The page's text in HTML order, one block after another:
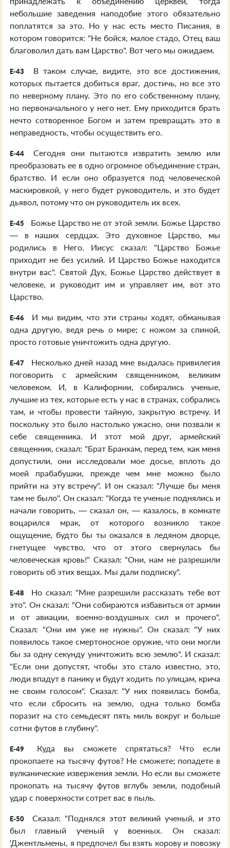
небольшие заведения наподобие этого обязательно
поплатятся за это. Но у нас есть место Писания, в
котором говорится: "Не бойся, малое стадо, Отец ваш
благоволил дать вам Царство". Вот чего мы ожидаем.
E-43
В таком случае, видите, это все достижения,
которых пытается добиться враг, достичь, но все это
по неверному плану. Это по его собственному плану,
но первоначального у него нет. Ему приходится брать
нечто сотворенное Богом и затем превращать это в
неправедность, чтобы осуществить его.
E-44
Сегодня они пытаются извратить землю или
преобразовать ее в одно огромное объединение стран,
братство. И если оно образуется под человеческой
маскировкой, у него будет руководитель, и это будет
дьявол, потому что он руководитель их всех.
E-45
Божье Царство не от этой земли. Божье Царство
— в наших сердцах. Это духовное Царство, мы
родились в Него. Иисус сказал: "Царство Божье
приходит не без усилий. И Царство Божье находится
внутри вас". Святой Дух, Божье Царство действует в
человеке, и руководит им и управляет им, вот это
Царство.
E-46
И мы видим, что эти страны ходят, обманывая
одна другую, ведя речь о мире; с ножом за спиной,
просто готовые уничтожить одна другую.
E-47
Несколько дней назад мне выдалась привилегия
поговорить с армейским священником, великим
человеком. И, в Калифорнии, собирались ученые,
лучшие из тех, которые есть у нас в странах, собрались
там, и чтобы провести тайную, закрытую встречу. И
поскольку это было настолько ужасно, они позвали к
себе священника. И этот мой друг, армейский
священник, сказал: "Брат Бранхам, перед тем, как меня
допустили, они исследовали мое досье, вплоть до
моей прабабушки, прежде чем мне можно было
прийти на эту встречу". И он сказал: "Лучше бы меня
там не было". Он сказал: "Когда те ученые поднялись и
начали говорить, — сказал он, — казалось, в комнате
воцарился мрак, от которого возникло такое
ощущение, будто бы ты оказался в ледяном дворце,
гнетущее чувство, что от этого свернулась бы
человеческая кровь!" Сказал: "Они, нам не разрешили
говорить об этих вещах. Мы дали подписку".
E-48
Но сказал: "Мне разрешили рассказать тебе вот
это". Он сказал: "Они собираются избавиться от армии
и от авиации, военно-воздушных сил и прочего".
Сказал: "Они им уже не нужны". Он сказал: "У них
появилось такое смертоносное оружие, что они могли
бы за одну секунду уничтожить всю землю". И сказал:
"Если они допустят, чтобы это стало известно, это,
люди впадут в панику и будут ходить по улицам, крича
не своим голосом". Сказал: "У них появилась бомба,
что если сбросить на землю, одна только бомба
поразит на сто семьдесят пять миль вокруг и больше
сотни футов в глубину".
E-49
Куда вы сможете спрятаться? Что если
прокопаете на тысячу футов? Не сможете; попадете в
вулканические извержения земли. Но если вы сможете
прокопать на тысячу футов вглубь земли, подобный
удар с поверхности сотрет вас в пыль.
E-50
Сказал: "Поднялся этот великий ученый, и это
был главный ученый у военных. Он сказал:
'Джентльмены, я предпочел бы взять корову и повозку